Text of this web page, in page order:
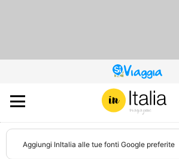
QUESTO
SITO
CONTRIBUISCE
ALL’AUDIENCE
DI
Aggiungi InItalia alle tue fonti Google preferite